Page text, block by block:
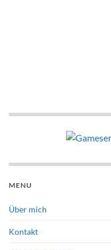
MENU
Über mich
Kontakt